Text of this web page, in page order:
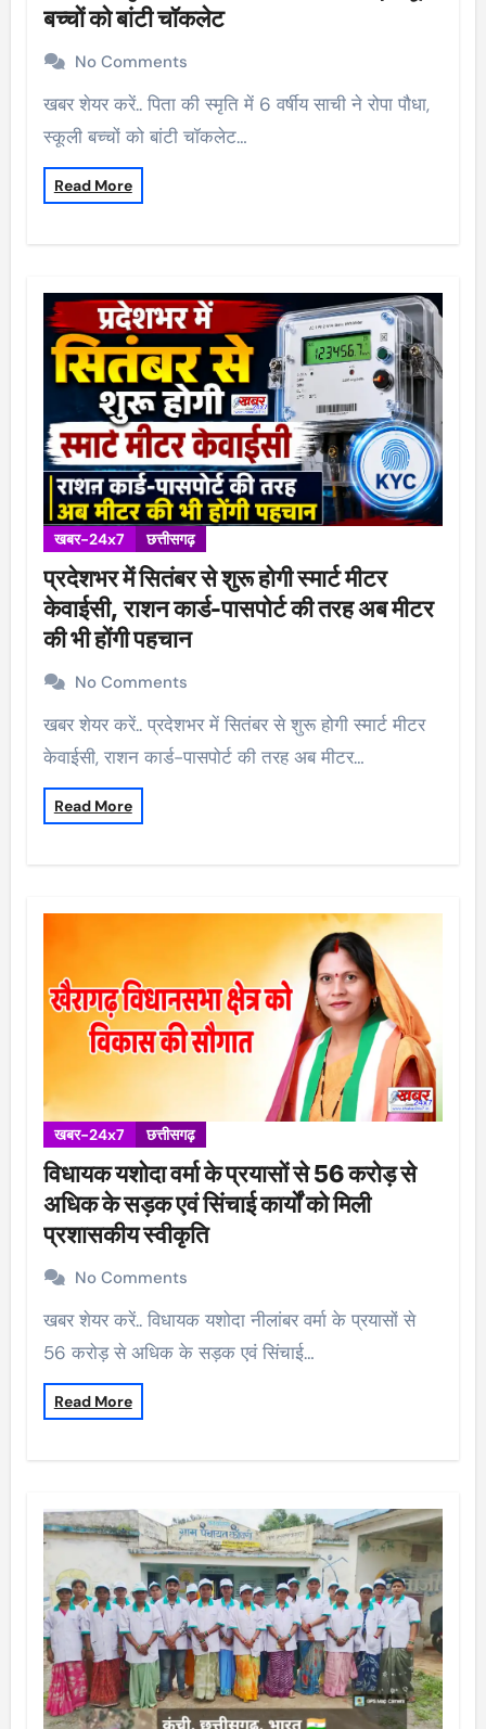
बच्चों को बांटी चॉकलेट
No Comments
खबर शेयर करें.. पिता की स्मृति में 6 वर्षीय साची ने रोपा पौधा,
स्कूली बच्चों को बांटी चॉकलेट…
Read More
खबर-24x7 छत्तीसगढ़
प्रदेशभर में सितंबर से शुरू होगी स्मार्ट मीटर
केवाईसी, राशन कार्ड-पासपोर्ट की तरह अब मीटर
की भी होंगी पहचान
No Comments
खबर शेयर करें.. प्रदेशभर में सितंबर से शुरू होगी स्मार्ट मीटर
केवाईसी, राशन कार्ड-पासपोर्ट की तरह अब मीटर…
Read More
खबर-24x7 छत्तीसगढ़
विधायक यशोदा वर्मा के प्रयासों से 56 करोड़ से
अधिक के सड़क एवं सिंचाई कार्यों को मिली
प्रशासकीय स्वीकृति
No Comments
खबर शेयर करें.. विधायक यशोदा नीलांबर वर्मा के प्रयासों से
56 करोड़ से अधिक के सड़क एवं सिंचाई…
Read More